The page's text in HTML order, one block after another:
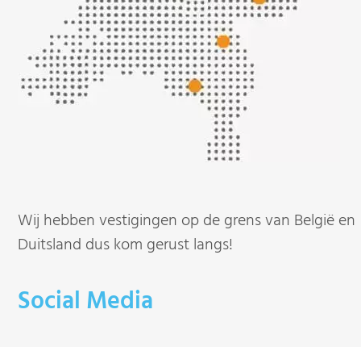
Wij hebben vestigingen op de grens van België en
Duitsland dus kom gerust langs!
Social Media